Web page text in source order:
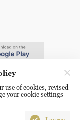
16A
use of cookies, revised
your cookie settings